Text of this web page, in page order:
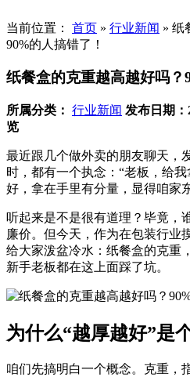
当前位置： 首页 » 行业新闻 » 纸
90%的人搞错了！
纸餐盒的克重越高越好吗？
所属分类： 行业新闻 发布日期：
览
最近跟几个做外卖的朋友聊天，
时，都有一个执念：“老板，给
好，拿在手里有分量，显得咱家
听起来是不是很有道理？毕竟，
廉价。但今天，作为在包装行业
给大家泼盆冷水： 纸餐盒的克重
新手老板都在这上面踩了坑。
为什么“越厚越好”是
咱们先搞明白一个概念。克重，